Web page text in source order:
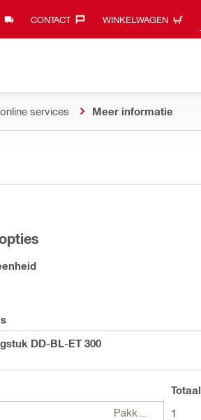
CONTACT‎ WINKELWAGEN
services Meer informatie
DD-BL-ET 300
Pakketten
Totaal
1